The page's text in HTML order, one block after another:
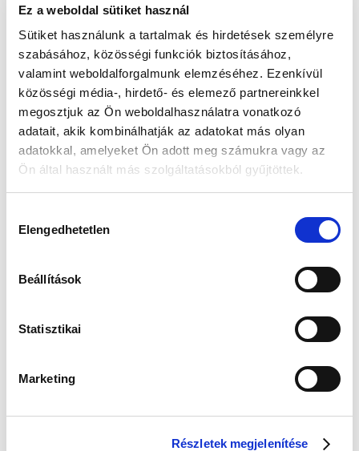
Ez a weboldal sütiket használ
Sütiket használunk a tartalmak és hirdetések személyre
szabásához, közösségi funkciók biztosításához,
valamint weboldalforgalmunk elemzéséhez. Ezenkívül
közösségi média-, hirdető- és elemező partnereinkkel
megosztjuk az Ön weboldalhasználatra vonatkozó
adatait, akik kombinálhatják az adatokat más olyan
adatokkal, amelyeket Ön adott meg számukra vagy az
Ön által használt más szolgáltatásokból gyűjtöttek.
kiválasztása
Elengedhetetlen
Beállítások
Statisztikai
Marketing
Részletek megjelenítése
77 900 Ft 67 990 Ft
Az elmúlt 30 nap legjobb ára: 67 990 Ft
KOSÁRBA TESZ
Guess JUBE02244JWRHT
Válassz egyet, majd kattints a Kosárba gombra! Ha most kihagyod, a